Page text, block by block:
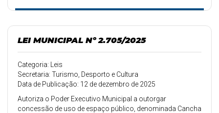
LEI MUNICIPAL Nº 2.705/2025
Categoria: Leis
Secretaria: Turismo, Desporto e Cultura
Data de Publicação: 12 de dezembro de 2025
Autoriza o Poder Executivo Municipal a outorgar
concessão de uso de espaço público, denominada Cancha